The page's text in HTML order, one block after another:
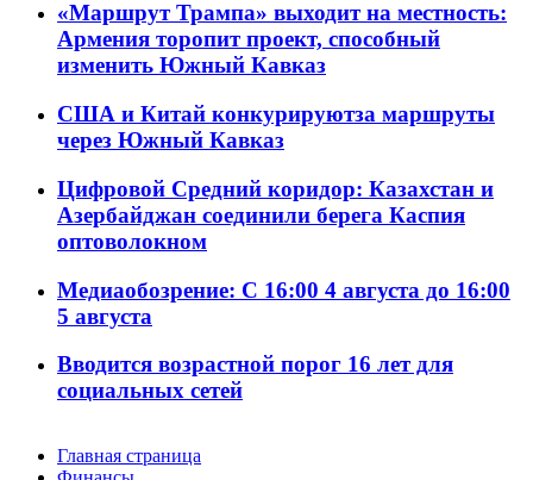
«Маршрут Трампа» выходит на местность:
Армения торопит проект, способный
изменить Южный Кавказ
США и Китай конкурируютза маршруты
через Южный Кавказ
Цифровой Средний коридор: Казахстан и
Азербайджан соединили берега Каспия
оптоволокном
Медиаобозрение: С 16:00 4 августа до 16:00
5 августа
Вводится возрастной порог 16 лет для
социальных сетей
Главная страница